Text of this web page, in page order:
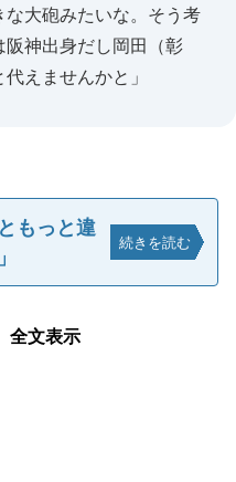
大砲みたいな。そう考
阪神出身だし岡田（彰
えませんかと」
もっと違
続きを読む
全文表示